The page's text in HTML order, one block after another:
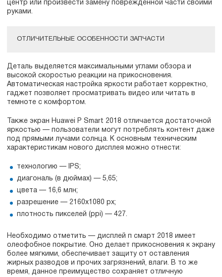
центр или произвести замену поврежденной части своими
руками.
ОТЛИЧИТЕЛЬНЫЕ ОСОБЕННОСТИ ЗАПЧАСТИ
Деталь выделяется максимальными углами обзора и
высокой скоростью реакции на прикосновения.
Автоматическая настройка яркости работает корректно,
гаджет позволяет просматривать видео или читать в
темноте с комфортом.
Также экран Huawei P Smart 2018 отличается достаточной
яркостью — пользователи могут потреблять контент даже
под прямыми лучами солнца. К основным техническим
характеристикам нового дисплея можно отнести:
технологию — IPS;
диагональ (в дюймах) — 5,65;
цвета — 16,6 млн;
разрешение — 2160x1080 px;
плотность пикселей (ppi) — 427.
Необходимо отметить — дисплей п смарт 2018 имеет
олеофобное покрытие. Оно делает прикосновения к экрану
более мягкими, обеспечивает защиту от оставления
жирных разводов и прочих загрязнений, влаги. В то же
время, данное преимущество сохраняет отличную